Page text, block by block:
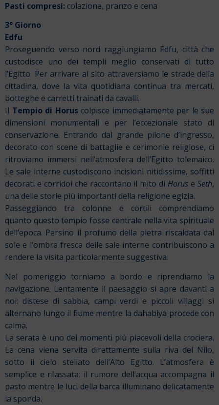
Pasti compresi: colazione, pranzo e cena
3° Giorno
Edfu
Proseguendo verso nord raggiungiamo Edfu, città che
custodisce uno dei templi meglio conservati di tutto
l’Egitto. Per arrivare al sito attraversiamo le strade della
cittadina, dove la vita quotidiana continua tra mercati,
botteghe e carretti trainati da cavalli.
Il Tempio di Horuscolpisce immediatamente per le sue
dimensioni monumentali e per l’eccezionale stato di
conservazione. Entrando dal grande pilone d’ingresso,
decorato con scene di battaglie e cerimonie religiose, ci
ritroviamo immersi nell’atmosfera dell’Egitto tolemaico.
Le sale interne custodiscono incisioni nitidissime, soffitti
decorati e corridoi che raccontano il mito di Horus eSeth,
una delle storie più importanti della religione egizia.
Passeggiando tra colonne e cortili comprendiamo
quanto questo tempio fosse centrale nella vita spirituale
dell’epoca. Persino il profumo della pietra riscaldata dal
sole e l’ombra fresca delle sale interne contribuiscono a
rendere la visita particolarmente suggestiva.
Nel pomeriggio torniamo a bordo e riprendiamo la
navigazione. Lentamente il paesaggio si apre davanti a
noi: distese di sabbia, campi verdi e piccoli villaggi si
alternano lungo il fiume mentre la dahabiya procede con
calma.
La serata è uno dei momenti più piacevoli della crociera.
La cena viene servita direttamente sulla riva del Nilo,
sotto il cielo stellato dell’Alto Egitto. L’atmosfera è
semplice e rilassata: il rumore dell’acqua accompagna il
pasto mentre le luci della barca illuminano delicatamente
la sponda.